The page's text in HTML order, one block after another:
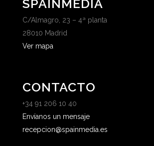
SPAINMEDIA
C/Almagro, 23 – 4ª planta
28010 Madrid
Ver mapa
CONTACTO
+34 91 206 10 40
Envíanos un mensaje
recepcion@spainmedia.es